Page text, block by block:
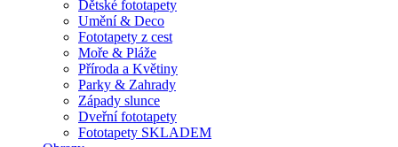
Dětské fototapety
Umění & Deco
Fototapety z cest
Moře & Pláže
Příroda a Květiny
Parky & Zahrady
Západy slunce
Dveřní fototapety
Fototapety SKLADEM